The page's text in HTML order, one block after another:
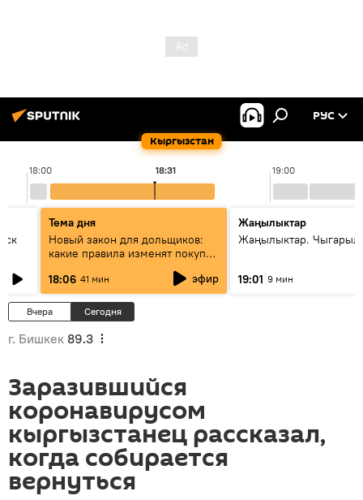
Кыргызстан
РУС
18:00 19:00
18:31
Тема дня
Новый закон для дольщиков:
какие правила изменят покупку
18:06 41 мин эфир
Жаңылыктар
Жаңылыктар.
19:01 9 мин
Вчера Сегодня
г. Бишкек 89.3
Заразившийся
коронавирусом
кыргызстанец рассказал,
когда собирается
вернуться